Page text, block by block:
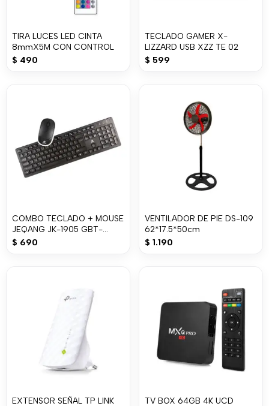
TIRA LUCES LED CINTA
8mmX5M CON CONTROL
$ 490
TECLADO GAMER X-
LIZZARD USB XZZ TE 02
$ 599
COMBO TECLADO + MOUSE
JEQANG JK-1905 GBT-
14081-2010
$ 690
VENTILADOR DE PIE DS-109
62*17.5*50cm
$ 1.190
EXTENSOR SEÑAL TP LINK
TV BOX 64GB 4K UCD